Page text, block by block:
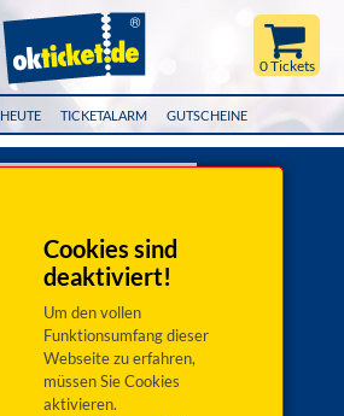
HEUTE TICKETALARM GUTSCHEINE
0 Tickets
Cookies sind
deaktiviert!
Um den vollen
Funktionsumfang dieser
Webseite zu erfahren,
müssen Sie Cookies
aktivieren.